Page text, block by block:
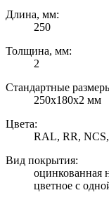
Длина, мм:
250
Толщина, мм:
2
Стандартные
250х180х2 мм
Цвета:
RAL, RR,
Вид покрытия:
оцинкованная
цветное с